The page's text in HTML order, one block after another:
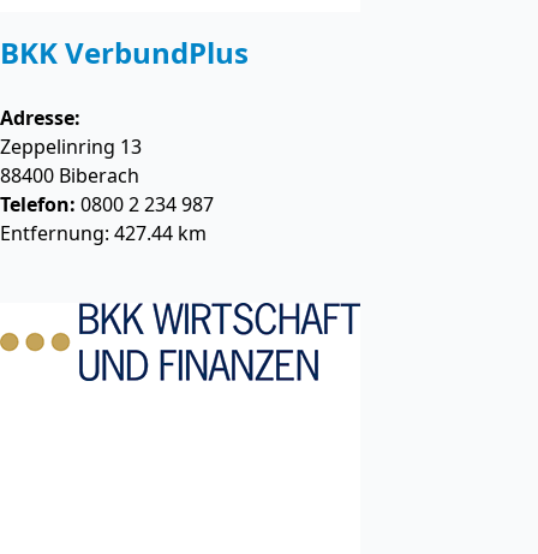
BKK VerbundPlus
Adresse:
Zeppelinring 13
88400 Biberach
Telefon: 0800 2 234 987
Entfernung: 427.44 km